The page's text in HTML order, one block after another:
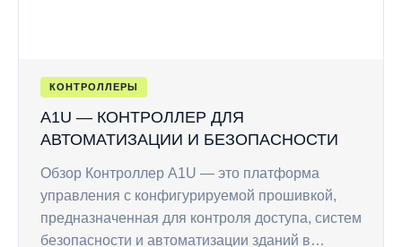
КОНТРОЛЛЕРЫ
A1U — КОНТРОЛЛЕР ДЛЯ
АВТОМАТИЗАЦИИ И БЕЗОПАСНОСТИ
Обзор Контроллер A1U — это платформа
управления с конфигурируемой прошивкой,
предназначенная для контроля доступа, систем
безопасности и автоматизации зданий в…